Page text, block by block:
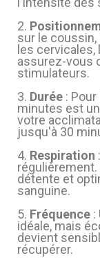
2.
sur le coussin,
les cervicales,
assurez-vous
stimulateurs.
3. Durée :
minutes est
votre
jusqu'à 30
4. Respiration
détente et
sanguine.
5. Fréquence :
idéale, mais
devient
récupérer.